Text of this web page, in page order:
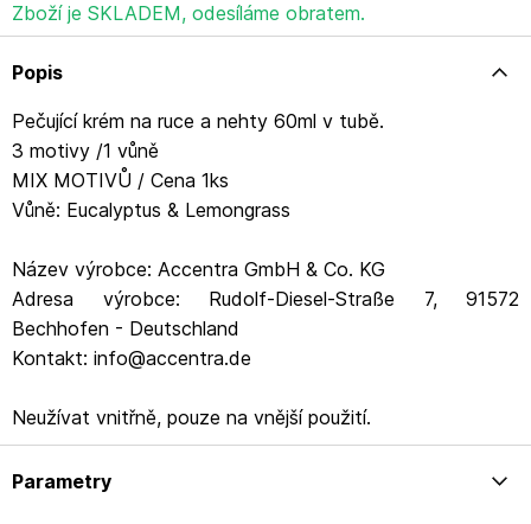
Zboží je SKLADEM, odesíláme obratem.
Popis
Pečující krém na ruce a nehty 60ml v tubě.
3 motivy /1 vůně
MIX MOTIVŮ / Cena 1ks
Vůně: Eucalyptus & Lemongrass
Název výrobce: Accentra GmbH & Co. KG
Adresa výrobce: Rudolf-Diesel-Straße 7, 91572
Bechhofen - Deutschland
Kontakt: info@accentra.de
Neužívat vnitřně, pouze na vnější použití.
Parametry